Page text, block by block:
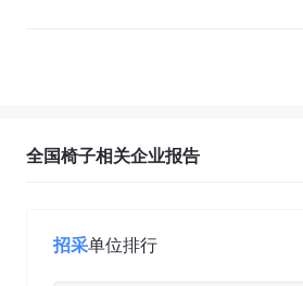
全国椅子相关企业报告
招采单位排行